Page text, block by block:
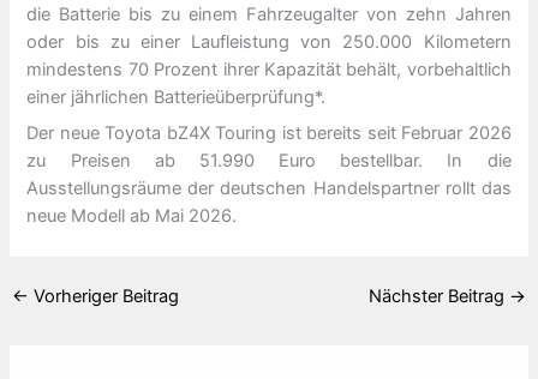
die Batterie bis zu einem Fahrzeugalter von zehn Jahren
oder bis zu einer Laufleistung von 250.000 Kilometern
mindestens 70 Prozent ihrer Kapazität behält, vorbehaltlich
einer jährlichen Batterieüberprüfung*.
Der neue Toyota bZ4X Touring ist bereits seit Februar 2026
zu Preisen ab 51.990 Euro bestellbar. In die
Ausstellungsräume der deutschen Handelspartner rollt das
neue Modell ab Mai 2026.
← Vorheriger Beitrag Nächster Beitrag →